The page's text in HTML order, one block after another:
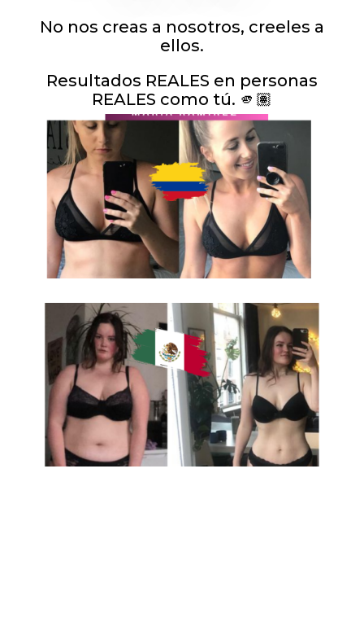
No nos creas a nosotros, creeles a
ellos.
Resultados REALES en personas
REALES como tú. 🫵🏽